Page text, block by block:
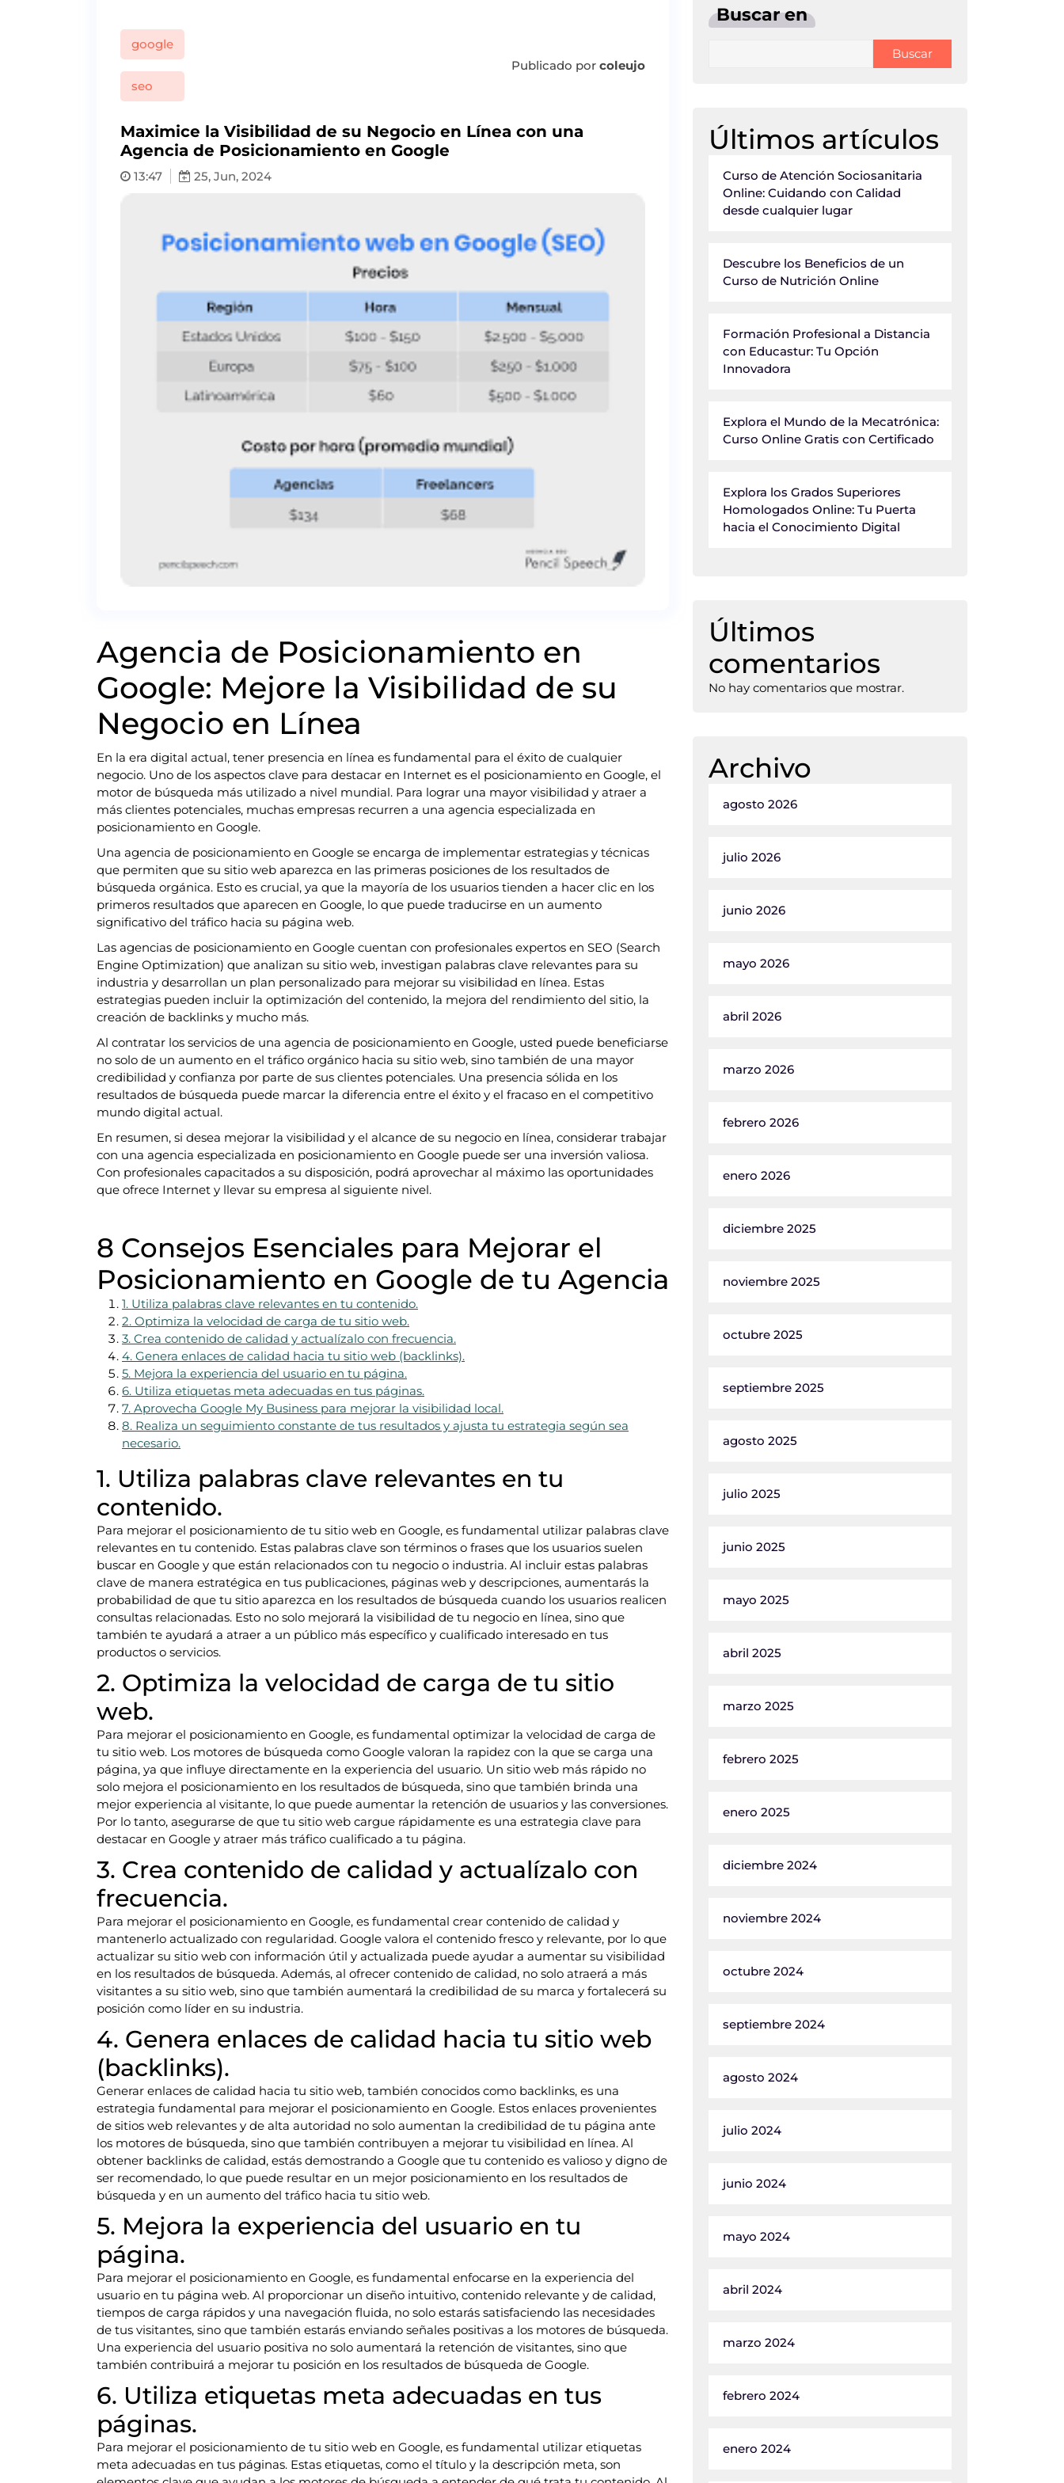
google
seo
Publicado porcoleujo
Maximice la Visibilidad de su Negocio en Línea con una
Agencia de Posicionamiento en Google
13:47 25, Jun, 2024
Agencia de Posicionamiento en
Google: Mejore la Visibilidad de su
Negocio en Línea
En la era digital actual, tener presencia en línea es fundamental para el éxito de cualquier
negocio. Uno de los aspectos clave para destacar en Internet es el posicionamiento en Google, el
motor de búsqueda más utilizado a nivel mundial. Para lograr una mayor visibilidad y atraer a
más clientes potenciales, muchas empresas recurren a una agencia especializada en
posicionamiento en Google.
Una agencia de posicionamiento en Google se encarga de implementar estrategias y técnicas
que permiten que su sitio web aparezca en las primeras posiciones de los resultados de
búsqueda orgánica. Esto es crucial, ya que la mayoría de los usuarios tienden a hacer clic en los
primeros resultados que aparecen en Google, lo que puede traducirse en un aumento
significativo del tráfico hacia su página web.
Las agencias de posicionamiento en Google cuentan con profesionales expertos en SEO (Search
Engine Optimization) que analizan su sitio web, investigan palabras clave relevantes para su
industria y desarrollan un plan personalizado para mejorar su visibilidad en línea. Estas
estrategias pueden incluir la optimización del contenido, la mejora del rendimiento del sitio, la
creación de backlinks y mucho más.
Al contratar los servicios de una agencia de posicionamiento en Google, usted puede beneficiarse
no solo de un aumento en el tráfico orgánico hacia su sitio web, sino también de una mayor
credibilidad y confianza por parte de sus clientes potenciales. Una presencia sólida en los
resultados de búsqueda puede marcar la diferencia entre el éxito y el fracaso en el competitivo
mundo digital actual.
En resumen, si desea mejorar la visibilidad y el alcance de su negocio en línea, considerar trabajar
con una agencia especializada en posicionamiento en Google puede ser una inversión valiosa.
Con profesionales capacitados a su disposición, podrá aprovechar al máximo las oportunidades
que ofrece Internet y llevar su empresa al siguiente nivel.
8 Consejos Esenciales para Mejorar el
Posicionamiento en Google de tu Agencia
1. Utiliza palabras clave relevantes en tu contenido.
2. Optimiza la velocidad de carga de tu sitio web.
3. Crea contenido de calidad y actualízalo con frecuencia.
4. Genera enlaces de calidad hacia tu sitio web (backlinks).
5. Mejora la experiencia del usuario en tu página.
6. Utiliza etiquetas meta adecuadas en tus páginas.
7. Aprovecha Google My Business para mejorar la visibilidad local.
8. Realiza un seguimiento constante de tus resultados y ajusta tu estrategia según sea
necesario.
1. Utiliza palabras clave relevantes en tu
contenido.
Para mejorar el posicionamiento de tu sitio web en Google, es fundamental utilizar palabras clave
relevantes en tu contenido. Estas palabras clave son términos o frases que los usuarios suelen
buscar en Google y que están relacionados con tu negocio o industria. Al incluir estas palabras
clave de manera estratégica en tus publicaciones, páginas web y descripciones, aumentarás la
probabilidad de que tu sitio aparezca en los resultados de búsqueda cuando los usuarios realicen
consultas relacionadas. Esto no solo mejorará la visibilidad de tu negocio en línea, sino que
también te ayudará a atraer a un público más específico y cualificado interesado en tus
productos o servicios.
2. Optimiza la velocidad de carga de tu sitio
web.
Para mejorar el posicionamiento en Google, es fundamental optimizar la velocidad de carga de
tu sitio web. Los motores de búsqueda como Google valoran la rapidez con la que se carga una
página, ya que influye directamente en la experiencia del usuario. Un sitio web más rápido no
solo mejora el posicionamiento en los resultados de búsqueda, sino que también brinda una
mejor experiencia al visitante, lo que puede aumentar la retención de usuarios y las conversiones.
Por lo tanto, asegurarse de que tu sitio web cargue rápidamente es una estrategia clave para
destacar en Google y atraer más tráfico cualificado a tu página.
3. Crea contenido de calidad y actualízalo con
frecuencia.
Para mejorar el posicionamiento en Google, es fundamental crear contenido de calidad y
mantenerlo actualizado con regularidad. Google valora el contenido fresco y relevante, por lo que
actualizar su sitio web con información útil y actualizada puede ayudar a aumentar su visibilidad
en los resultados de búsqueda. Además, al ofrecer contenido de calidad, no solo atraerá a más
visitantes a su sitio web, sino que también aumentará la credibilidad de su marca y fortalecerá su
posición como líder en su industria.
4. Genera enlaces de calidad hacia tu sitio web
(backlinks).
Generar enlaces de calidad hacia tu sitio web, también conocidos como backlinks, es una
estrategia fundamental para mejorar el posicionamiento en Google. Estos enlaces provenientes
de sitios web relevantes y de alta autoridad no solo aumentan la credibilidad de tu página ante
los motores de búsqueda, sino que también contribuyen a mejorar tu visibilidad en línea. Al
obtener backlinks de calidad, estás demostrando a Google que tu contenido es valioso y digno de
ser recomendado, lo que puede resultar en un mejor posicionamiento en los resultados de
búsqueda y en un aumento del tráfico hacia tu sitio web.
5. Mejora la experiencia del usuario en tu
página.
Para mejorar el posicionamiento en Google, es fundamental enfocarse en la experiencia del
usuario en tu página web. Al proporcionar un diseño intuitivo, contenido relevante y de calidad,
tiempos de carga rápidos y una navegación fluida, no solo estarás satisfaciendo las necesidades
de tus visitantes, sino que también estarás enviando señales positivas a los motores de búsqueda.
Una experiencia del usuario positiva no solo aumentará la retención de visitantes, sino que
también contribuirá a mejorar tu posición en los resultados de búsqueda de Google.
6. Utiliza etiquetas meta adecuadas en tus
páginas.
Para mejorar el posicionamiento de tu sitio web en Google, es fundamental utilizar etiquetas
meta adecuadas en tus páginas. Estas etiquetas, como el título y la descripción meta, son
Buscar en
Buscar
Últimos artículos
Curso de Atención Sociosanitaria
Online: Cuidando con Calidad
desde cualquier lugar
Descubre los Beneficios de un
Curso de Nutrición Online
Formación Profesional a Distancia
con Educastur: Tu Opción
Innovadora
Explora el Mundo de la Mecatrónica:
Curso Online Gratis con Certificado
Explora los Grados Superiores
Homologados Online: Tu Puerta
hacia el Conocimiento Digital
Últimos
comentarios
No hay comentarios que mostrar.
Archivo
agosto 2026
julio 2026
junio 2026
mayo 2026
abril 2026
marzo 2026
febrero 2026
enero 2026
diciembre 2025
noviembre 2025
octubre 2025
septiembre 2025
agosto 2025
julio 2025
junio 2025
mayo 2025
abril 2025
marzo 2025
febrero 2025
enero 2025
diciembre 2024
noviembre 2024
octubre 2024
septiembre 2024
agosto 2024
julio 2024
junio 2024
mayo 2024
abril 2024
marzo 2024
febrero 2024
enero 2024